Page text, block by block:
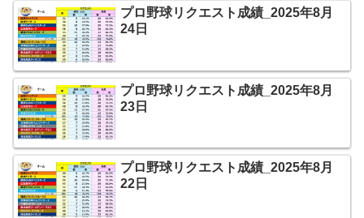
プロ野球リクエスト成績_2025年8月
24日
プロ野球リクエスト成績_2025年8月
23日
プロ野球リクエスト成績_2025年8月
22日